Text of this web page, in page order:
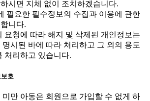
시면 지체 없이 조치하겠습니다.
필요한 필수정보의 수집과 이용에 관한
니다.
요청에 따라 해지 및 삭제된 개인정보는
명시된 바에 따라 처리하고 그 외의 용도
처리하고 있습니다.
호
미만 아동은 회원으로 가입할 수 없게 하